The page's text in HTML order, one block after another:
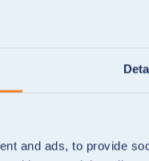
and ads, to provide